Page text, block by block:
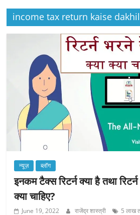
income tax return kaise
न्यूज़ ब्लॉग
इनकम टैक्स रिटर्न क्या है तथा
क्या चाहिए?
June 19, 2022 राजेंद्र शास्त्री
5 लाख